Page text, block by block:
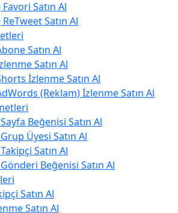
Satın Al
Satın Al
Satın Al
Satın Al
İzlenme Satın Al
(Reklam) İzlenme Satın Al
Beğenisi Satın Al
Üyesi Satın Al
Satın Al
Beğenisi Satın Al
Satın Al
Satın Al